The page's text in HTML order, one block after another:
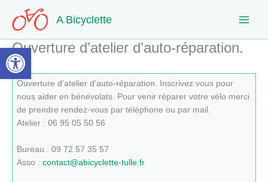
Ouvrir la barre d’outils
contenu
A Bicyclette
Ouverture d’atelier d’auto-réparation.
Ouverture d’atelier d’auto-réparation. Inscrivez vous pour
nous aider en bénévolats. Pour venir réparer votre vélo merci
de prendre rendez-vous par téléphone ou par mail.
Atelier : 06 95 05 50 56
Bureau : 09 72 57 35 57
Asso : contact@abicyclette-tulle.fr